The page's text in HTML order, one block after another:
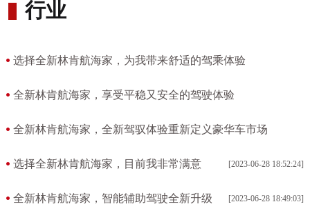
行业
选择全新林肯航海家，为我带来舒适的驾乘体验
全新林肯航海家，享受平稳又安全的驾驶体验
全新林肯航海家，全新驾驭体验重新定义豪华车市场
选择全新林肯航海家，目前我非常满意 [2023-06-28 18:52:24]
全新林肯航海家，智能辅助驾驶全新升级 [2023-06-28 18:49:03]